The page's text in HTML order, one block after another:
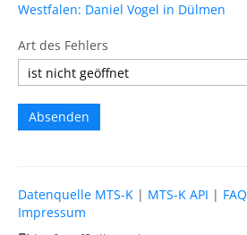
Westfalen: Daniel Vogel in Dülmen
Art des Fehlers
Datenquelle MTS-K | MTS-K API | FAQ
Impressum